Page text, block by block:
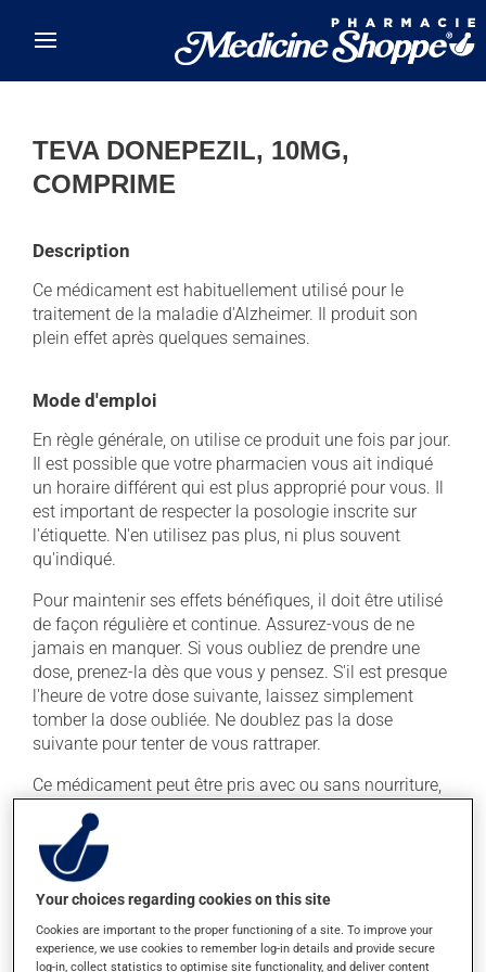
TEVA DONEPEZIL, 10MG,
COMPRIME
Description
Ce médicament est habituellement utilisé pour le
traitement de la maladie d'Alzheimer. Il produit son
plein effet après quelques semaines.
Mode d'emploi
En règle générale, on utilise ce produit une fois par jour.
Il est possible que votre pharmacien vous ait indiqué
un horaire différent qui est plus approprié pour vous. Il
est important de respecter la posologie inscrite sur
l'étiquette. N'en utilisez pas plus, ni plus souvent
qu'indiqué.
Pour maintenir ses effets bénéfiques, il doit être utilisé
de façon régulière et continue. Assurez-vous de ne
jamais en manquer. Si vous oubliez de prendre une
dose, prenez-la dès que vous y pensez. S'il est presque
l'heure de votre dose suivante, laissez simplement
tomber la dose oubliée. Ne doublez pas la dose
suivante pour tenter de vous rattraper.
Ce médicament peut être pris avec ou sans nourriture,
sans égard aux repas ou aux collations.
Effets indésirables
En plus de ses effets recherchés, ce produit peut à
l'occasion entraîner certains effets indésirables (effets
secondaires), notamment :
Your choices regarding cookies on this site
Cookies are important to the proper functioning of a site. To improve your
experience, we use cookies to remember log-in details and provide secure
log-in, collect statistics to optimise site functionality, and deliver content